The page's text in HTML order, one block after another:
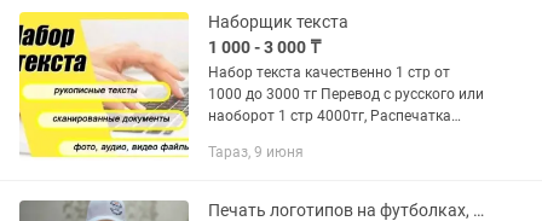
требования, Отзывы,...
Наборщик текста
1 000 - 3 000 ₸
Набор текста качественно 1 стр от
1000 до 3000 тг Перевод с русского или
наоборот 1 стр 4000тг, Распечатка
электронном виде
Тараз, 9 июня
Печать логотипов на футболках, кепках и сувенирах !